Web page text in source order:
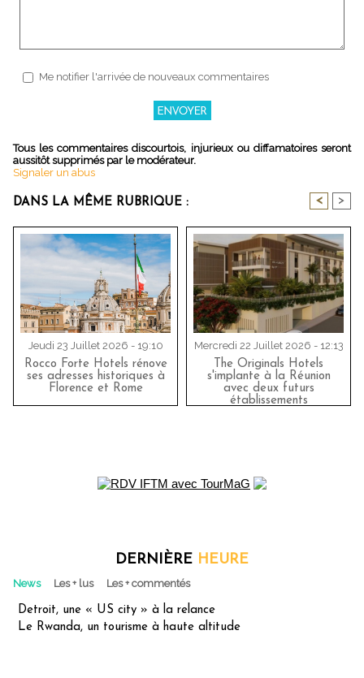
Me notifier l'arrivée de nouveaux commentaires
Tous les commentaires discourtois, injurieux ou diffamatoires seront
aussitôt supprimés par le modérateur.
Signaler un abus
DANS LA MÊME RUBRIQUE : < >
Jeudi 23 Juillet 2026 - 19:10
Rocco Forte Hotels rénove
ses adresses historiques à
Florence et Rome
Mercredi 22 Juillet 2026 - 12:13
The Originals Hotels
s'implante à la Réunion
avec deux futurs
établissements
DERNIÈRE HEURE
News Les + lus Les + commentés
Detroit, une « US city » à la relance
Le Rwanda, un tourisme à haute altitude